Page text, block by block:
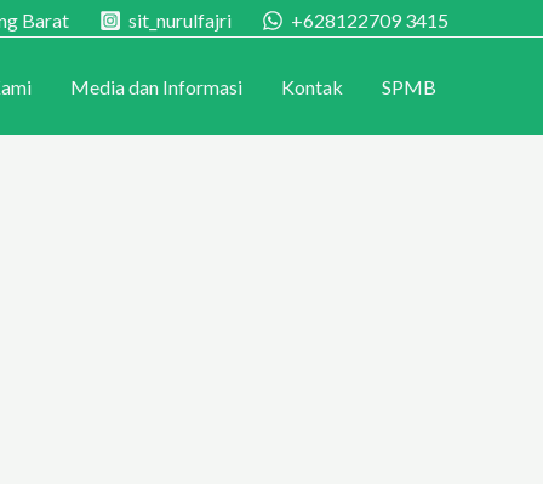
Barat sit_nurulfajri +628122709 3415
Media dan Informasi Kontak SPMB